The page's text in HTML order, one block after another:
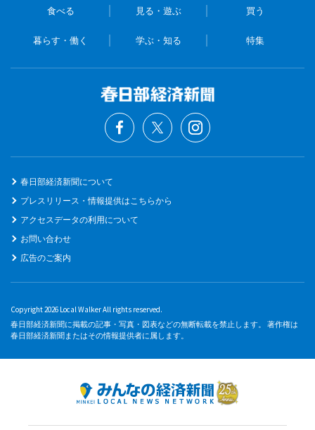
食べる 見る・遊ぶ 買う
暮らす・働く 学ぶ・知る 特集
春日部経済新聞について
プレスリリース・情報提供はこちらから
アクセスデータの利用について
お問い合わせ
広告のご案内
Copyright 2026 Local Walker All rights reserved.
春日部経済新聞に掲載の記事・写真・図表などの無断転載を禁止します。 著作権は
春日部経済新聞またはその情報提供者に属します。